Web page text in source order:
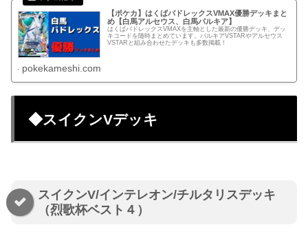
【ポケカ】はくばバドレックスVMAX優勝デッキまと
め【白馬アルセウス、白馬パルキア】
はくばバドレックスVMAXを主軸とした最新の優勝デッキ、デッ
キコードを随時まとめています。パルキアVSTARやアルセウス
VSTARと組み合わせたデッキも多数掲載！
pokekameshi.com
◆スイクンVデッキ
スイクンV/インテレオン/チルタリスデッキ
（烈歌杯ベスト４）